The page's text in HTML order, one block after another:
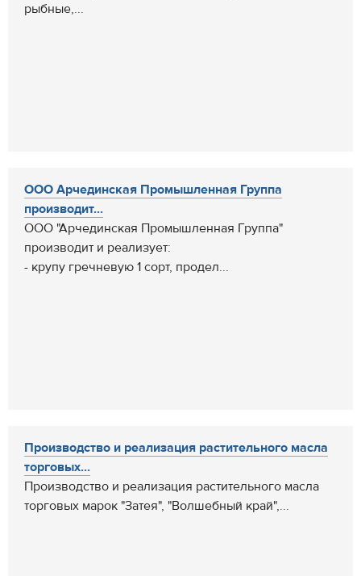
рыбные,...
ООО Арчединская Промышленная Группа
производит...
ООО "Арчединская Промышленная Группа"
производит и реализует:
- крупу гречневую 1 сорт, продел...
Производство и реализация растительного масла
торговых...
Производство и реализация растительного масла
торговых марок "Затея", "Волшебный край",...